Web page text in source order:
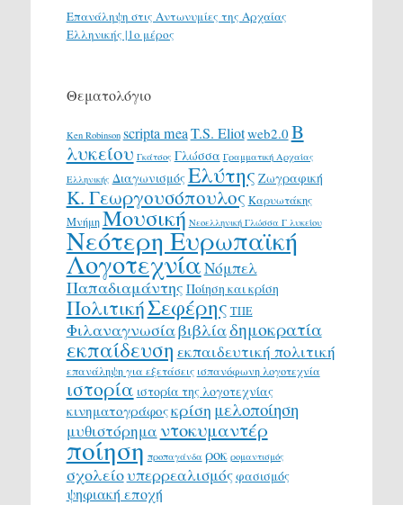
Επανάληψη στις Αντωνυμίες της Αρχαίας
Ελληνικής |1ο μέρος
Θεματολόγιο
Ken Robinson scripta meaT.S. Eliotweb2.0 Β
λυκείου Γκάτσος Γλώσσα Γραμματική Αρχαίας
Ελληνικής ΔιαγωνισμόςΕλύτης Ζωγραφική
Κ. Γεωργουσόπουλος Καρυωτάκης
ΜνήμηΜουσική Νεοελληνική Γλώσσα Γ λυκείου
Νεότερη Ευρωπαϊκή
ΛογοτεχνίαΝόμπελ
Παπαδιαμάντης Ποίηση και κρίση
ΠολιτικήΣεφέρης ΤΠΕ
Φιλαναγνωσίαβιβλίαδημοκρατία
εκπαίδευση εκπαιδευτική πολιτική
επανάληψη για εξετάσεις ισπανόφωνη λογοτεχνία
ιστορία ιστορία της λογοτεχνίας
κινηματογράφοςκρίση μελοποίηση
μυθιστόρημα ντοκυμαντέρ
ποίηση προπαγάνδα ροκ ρομαντισμός
σχολείουπερρεαλισμόςφασισμός
ψηφιακή εποχή